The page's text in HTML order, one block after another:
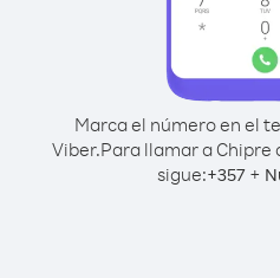
Marca el número en el
Viber.Para llamar a Chipre
sigue:+357+